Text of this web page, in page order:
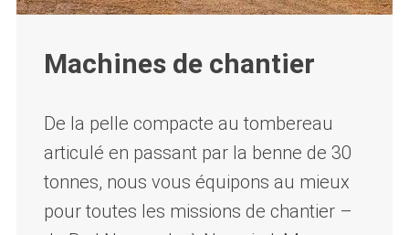
Machines de chantier
De la pelle compacte au tombereau
articulé en passant par la benne de 30
tonnes, nous vous équipons au mieux
pour toutes les missions de chantier –